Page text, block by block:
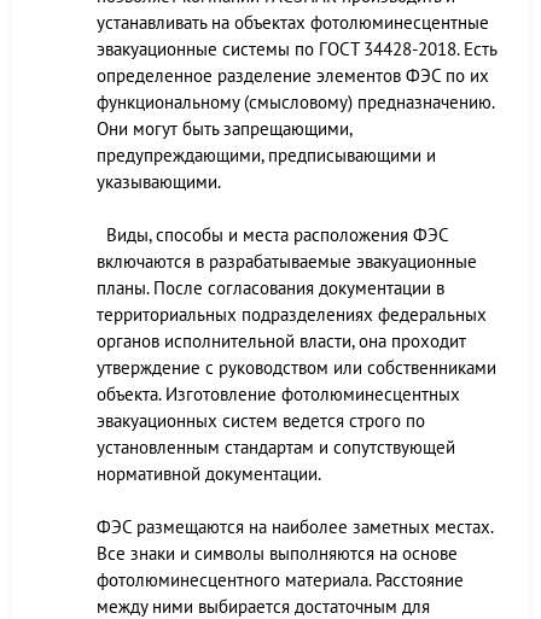
устанавливать на объектах фотолюминесцентные
эвакуационные системы по ГОСТ 34428-2018. Есть
определенное разделение элементов ФЭС по их
функциональному (смысловому) предназначению.
Они могут быть запрещающими,
предупреждающими, предписывающими и
указывающими.
Виды, способы и места расположения ФЭС
включаются в разрабатываемые эвакуационные
планы. После согласования документации в
территориальных подразделениях федеральных
органов исполнительной власти, она проходит
утверждение с руководством или собственниками
объекта. Изготовление фотолюминесцентных
эвакуационных систем ведется строго по
установленным стандартам и сопутствующей
нормативной документации.
ФЭС размещаются на наиболее заметных местах.
Все знаки и символы выполняются на основе
фотолюминесцентного материала. Расстояние
между ними выбирается достаточным для